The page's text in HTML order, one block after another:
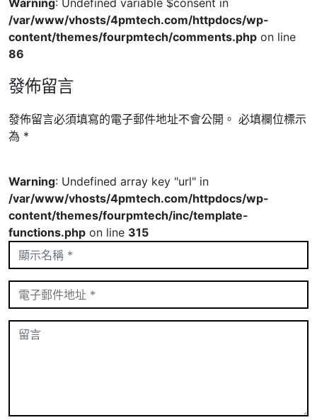
Warning: Undefined variable $consent in
/var/www/vhosts/4pmtech.com/httpdocs/wp-
content/themes/fourpmtech/comments.php on line
86
發佈留言
發佈留言必須填寫的電子郵件地址不會公開。 必填欄位標示
為 *
Warning: Undefined array key "url" in
/var/www/vhosts/4pmtech.com/httpdocs/wp-
content/themes/fourpmtech/inc/template-
functions.php on line 315